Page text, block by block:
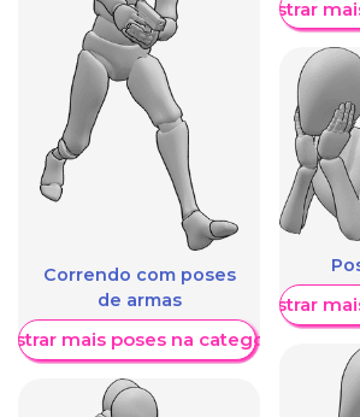
Correndo com poses
de armas
mais poses na categoria
Mostrar
Mostrar